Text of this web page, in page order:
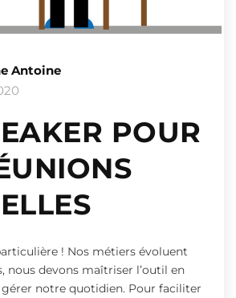
Antoine
POUR
! Nos métiers évoluent
nous devons maîtriser l’outil en
notre quotidien. Pour faciliter